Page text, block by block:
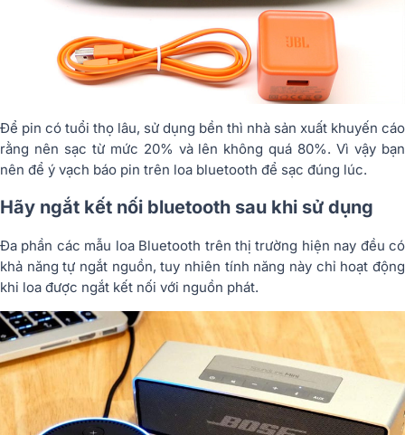
Để pin có tuổi thọ lâu, sử dụng bền thì nhà sản xuất khuyến cáo
rằng nên sạc từ mức 20% và lên không quá 80%. Vì vậy bạn
nên để ý vạch báo pin trên loa bluetooth để sạc đúng lúc.
Hãy ngắt kết nối bluetooth sau khi sử dụng
Đa phần các mẫu loa Bluetooth trên thị trường hiện nay đều có
khả năng tự ngắt nguồn, tuy nhiên tính năng này chỉ hoạt động
khi loa được ngắt kết nối với nguồn phát.